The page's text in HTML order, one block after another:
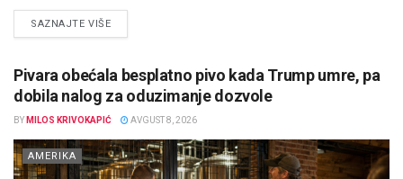
SAZNAJTE VIŠEDETAILS
Pivara obećala besplatno pivo kada Trump umre, pa
dobila nalog za oduzimanje dozvole
BY MILOS KRIVOKAPIĆ AVGUST 8, 2026
AMERIKA